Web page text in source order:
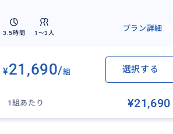
・１〜３人まで同一料金です。
※ １日の場合は、別で出品しております。
3.5時間 1〜3人
プラン詳細
¥21,690/組 選択する
1組あたり ¥21,690